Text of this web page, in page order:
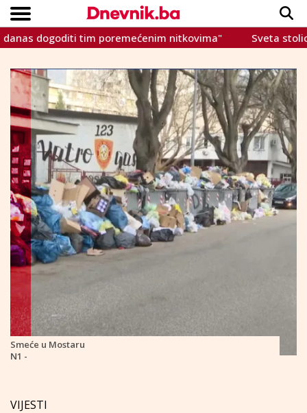
VIJESTI
SPORT
INTERVIEW
TEME
CRNA KRONIKA
LIFESTYLE
Copyright © Dnevnik.ba 2023.
tim poremećenim nitkovima" Sveta stolica
Smeće u Mostaru
N1 -
VIJESTI